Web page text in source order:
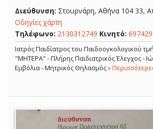
Διεύθυνση: Στουρνάρη, Αθήνα 104 33,
Οδηγίες χάρτη
Τηλέφωνο: 2130312749 Κινητό:
Ιατρός Παιδίατρος του Παιδοογκολογικού
"ΜΗΤΕΡΑ" - Πλήρης Παιδιατρικός Έλεγχος -
Εμβόλια - Μητρικός Θηλασμός»